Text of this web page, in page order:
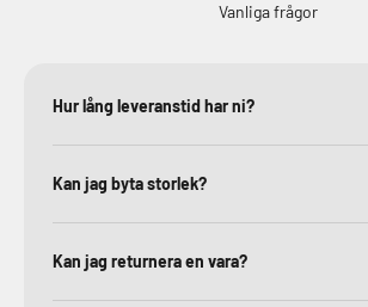
Vanliga frågor
Hur lång leveranstid har ni?
Kan jag byta storlek?
Kan jag returnera en vara?